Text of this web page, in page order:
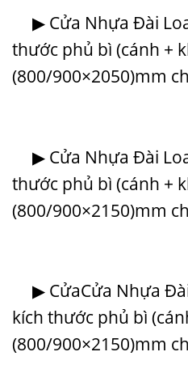
▶ Cửa Nhựa Đài
thước phủ bì (cánh +
(800/900×2050)mm
▶ Cửa Nhựa Đài
thước phủ bì (cánh +
(800/900×2150)mm
▶ CửaCửa Nhựa
kích thước phủ bì
(800/900×2150)mm